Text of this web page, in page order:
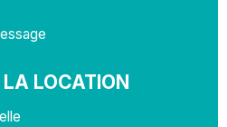
LA LOCATION